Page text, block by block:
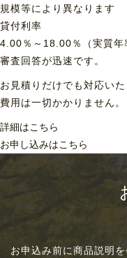
規模等により異なります
貸付利率
4.00％～18.00％（実質年
審査回答が迅速です。
お見積りだけでも対応い
費用は一切かかりません。
詳細はこちら
お申し込みはこちら
お申込み前に商品説明